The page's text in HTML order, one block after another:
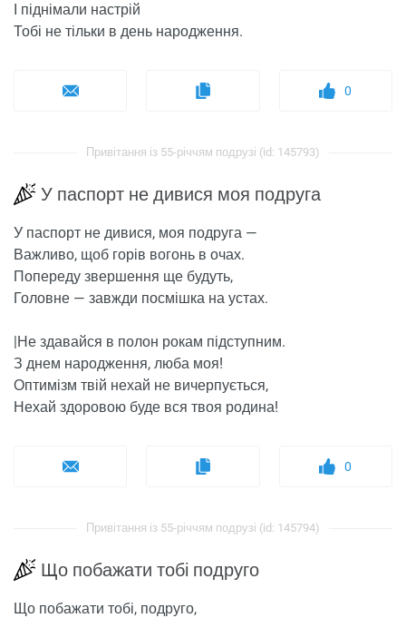
І піднімали настрій
Тобі не тільки в день народження.
0
Привітання із 55-річчям подрузі (id: 145793)
У паспорт не дивися моя подруга
У паспорт не дивися, моя подруга —
Важливо, щоб горів вогонь в очах.
Попереду звершення ще будуть,
Головне — завжди посмішка на устах.
|Не здавайся в полон рокам підступним.
З днем ​​народження, люба моя!
Оптимізм твій нехай не вичерпується,
Нехай здоровою буде вся твоя родина!
0
Привітання із 55-річчям подрузі (id: 145794)
Що побажати тобі подруго
Що побажати тобі, подруго,